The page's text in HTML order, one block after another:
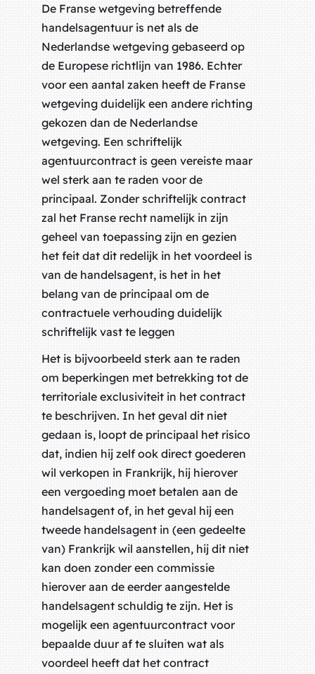
De Franse wetgeving betreffende
handelsagentuur is net als de
Nederlandse wetgeving gebaseerd op
de Europese richtlijn van 1986. Echter
voor een aantal zaken heeft de Franse
wetgeving duidelijk een andere richting
gekozen dan de Nederlandse
wetgeving. Een schriftelijk
agentuurcontract is geen vereiste maar
wel sterk aan te raden voor de
principaal. Zonder schriftelijk contract
zal het Franse recht namelijk in zijn
geheel van toepassing zijn en gezien
het feit dat dit redelijk in het voordeel is
van de handelsagent, is het in het
belang van de principaal om de
contractuele verhouding duidelijk
schriftelijk vast te leggen
Het is bijvoorbeeld sterk aan te raden
om beperkingen met betrekking tot de
territoriale exclusiviteit in het contract
te beschrijven. In het geval dit niet
gedaan is, loopt de principaal het risico
dat, indien hij zelf ook direct goederen
wil verkopen in Frankrijk, hij hierover
een vergoeding moet betalen aan de
handelsagent of, in het geval hij een
tweede handelsagent in (een gedeelte
van) Frankrijk wil aanstellen, hij dit niet
kan doen zonder een commissie
hierover aan de eerder aangestelde
handelsagent schuldig te zijn. Het is
mogelijk een agentuurcontract voor
bepaalde duur af te sluiten wat als
voordeel heeft dat het contract